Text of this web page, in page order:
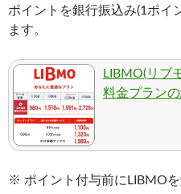
ポイントを銀行振込み(1ポイ
ます。
LIBMO(リブ
料金プラン
※ ポイント付与前にLIBMO